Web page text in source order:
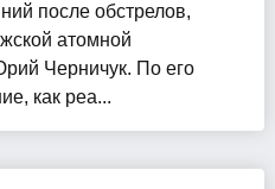
после обстрелов,
атомной
Черничук. По его
как реа...